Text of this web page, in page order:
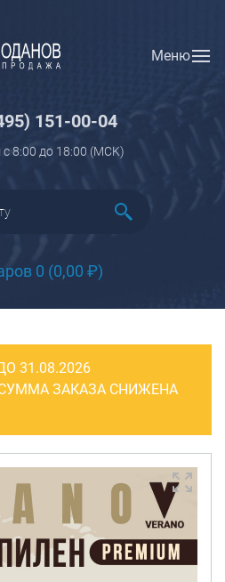
Меню
151-00-04
8:00 до 18:00 (МCK)
0 (0,00 ₽)
Регистрация
детские
на колесах
детские для детских
кейсы
колесные
спортивные
деловые
31.08.2026
ЗАКАЗА СНИЖЕНА